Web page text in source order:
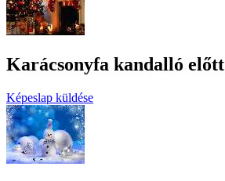
Karácsonyfa kandalló előtt
Képeslap küldése